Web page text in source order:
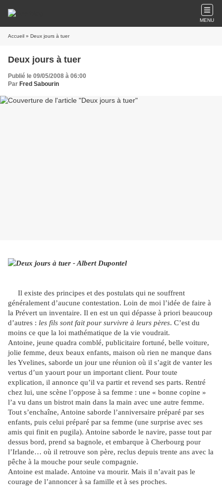
MENU
Accueil » Deux jours à tuer
Deux jours à tuer
Publié le 09/05/2008 à 06:00
Par Fred Sabourin
Il existe des principes et des postulats qui ne souffrent
généralement d’aucune contestation. Loin de moi l’idée de faire à
la Prévert un inventaire. Il en est un qui dépasse à priori beaucoup
d’autres : les fils sont fait pour survivre à leurs pères. C’est du
moins ce que la loi mathématique de la vie voudrait.
Antoine, jeune quadra comblé, publicitaire fortuné, belle voiture,
jolie femme, deux beaux enfants, maison où rien ne manque dans
les Yvelines, saborde un jour une réunion où il s’agit de vanter les
vertus d’un yaourt pour un important client. Pour toute
explication, il annonce qu’il va partir et revend ses parts. Rentré
chez lui, une scène l’oppose à sa femme : une « bonne copine »
l’a vu dans un bistrot main dans la main avec une autre femme.
Tout s’enchaîne, Antoine saborde l’anniversaire préparé par ses
enfants, puis celui préparé par sa femme (une surprise avec ses
amis qui finit en pugila). Antoine saborde le navire, passe tout par
dessus bord, prend sa bagnole, et embarque à Cherbourg pour
l’Irlande… où il retrouve son père, reclus depuis trente ans avec la
pêche à la mouche pour seule compagnie.
Antoine est malade. Antoine va mourir. Mais il n’avait pas le
courage de l’annoncer à sa famille et à ses proches.